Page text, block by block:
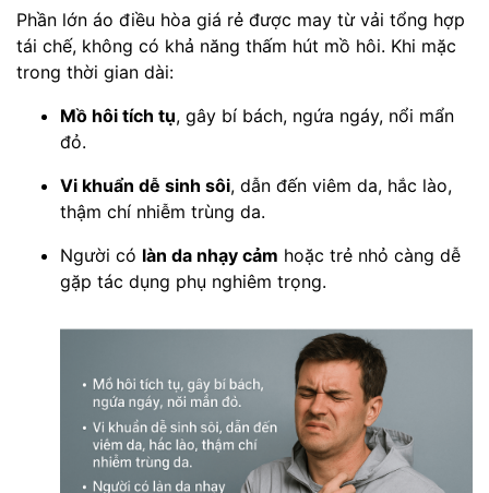
Phần lớn áo điều hòa giá rẻ được may từ vải tổng hợp
tái chế, không có khả năng thấm hút mồ hôi. Khi mặc
trong thời gian dài:
Mồ hôi tích tụ, gây bí bách, ngứa ngáy, nổi mẩn
đỏ.
Vi khuẩn dễ sinh sôi, dẫn đến viêm da, hắc lào,
thậm chí nhiễm trùng da.
Người có làn da nhạy cảm hoặc trẻ nhỏ càng dễ
gặp tác dụng phụ nghiêm trọng.